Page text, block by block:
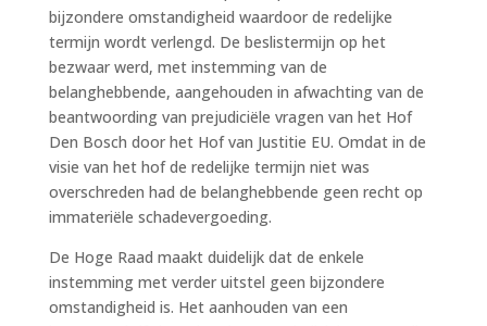
bijzondere omstandigheid waardoor de redelijke
termijn wordt verlengd. De beslistermijn op het
bezwaar werd, met instemming van de
belanghebbende, aangehouden in afwachting van de
beantwoording van prejudiciële vragen van het Hof
Den Bosch door het Hof van Justitie EU. Omdat in de
visie van het hof de redelijke termijn niet was
overschreden had de belanghebbende geen recht op
immateriële schadevergoeding.
De Hoge Raad maakt duidelijk dat de enkele
instemming met verder uitstel geen bijzondere
omstandigheid is. Het aanhouden van een